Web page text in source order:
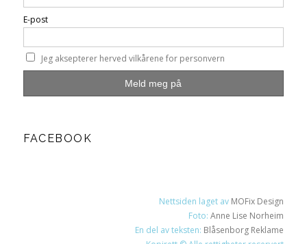
E-post
Jeg aksepterer herved vilkårene for personvern
FACEBOOK
Nettsiden laget av MOFix Design
Foto:Anne Lise Norheim
En del av teksten: Blåsenborg Reklame